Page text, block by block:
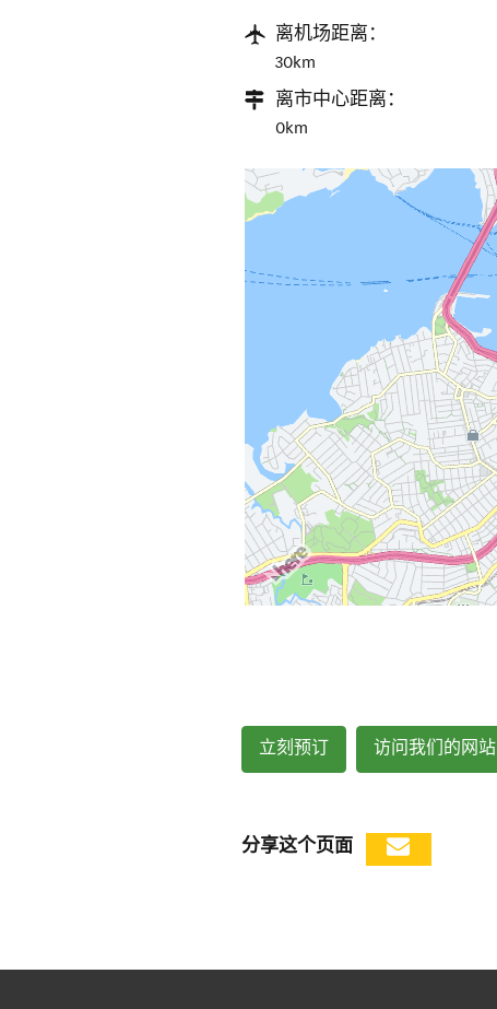
离机场距离：
30km
离市中心距离：
0km
立刻预订 访问我们的网站
分享这个页面